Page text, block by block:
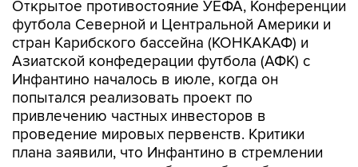
стран Карибского бассейна (КОНКАКАФ) и
Азиатской конфедерации футбола (АФК) с
Инфантино началось в июле, когда он
попытался реализовать проект по
привлечению частных инвесторов в
проведение мировых первенств. Критики
плана заявили, что Инфантино в стремлении
максимизировать прибыль забыл об интересах
футбола, игроков, болельщиков. В итоге глава